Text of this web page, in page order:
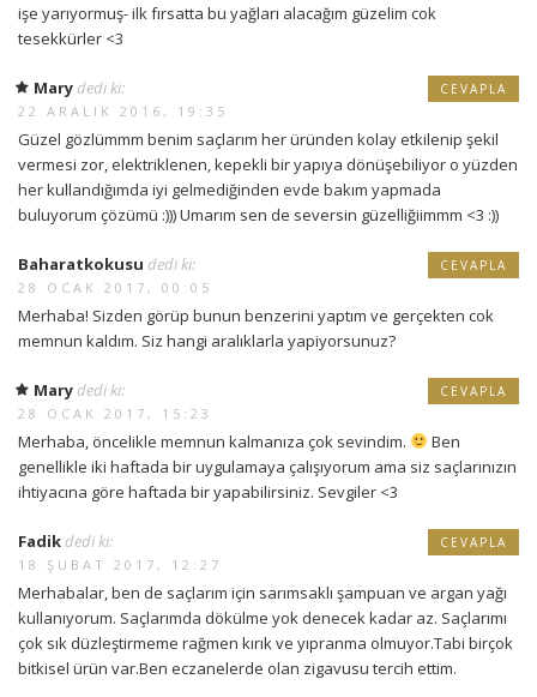
işe yarıyormuş- ilk fırsatta bu yağları alacağım güzelim cok
tesekkürler <3
Mary dedi ki:
22 ARALIK 2016, 19:35
Güzel gözlümmm benim saçlarım her üründen kolay etkilenip şekil
vermesi zor, elektriklenen, kepekli bir yapıya dönüşebiliyor o yüzden
her kullandığımda iyi gelmediğinden evde bakım yapmada
buluyorum çözümü :))) Umarım sen de seversin güzelliğiimmm <3 :))
CEVAPLA
Baharatkokusu dedi ki:
28 OCAK 2017, 00:05
Merhaba! Sizden görüp bunun benzerini yaptım ve gerçekten cok
memnun kaldım. Siz hangi aralıklarla yapiyorsunuz?
CEVAPLA
Mary dedi ki:
28 OCAK 2017, 15:23
Merhaba, öncelikle memnun kalmanıza çok sevindim.
Ben
genellikle iki haftada bir uygulamaya çalışıyorum ama siz saçlarınızın
ihtiyacına göre haftada bir yapabilirsiniz. Sevgiler <3
CEVAPLA
Fadik dedi ki:
18 ŞUBAT 2017, 12:27
Merhabalar, ben de saçlarım için sarımsaklı şampuan ve argan yağı
kullanıyorum. Saçlarımda dökülme yok denecek kadar az. Saçlarımı
çok sık düzleştirmeme rağmen kırık ve yıpranma olmuyor.Tabi birçok
bitkisel ürün var.Ben eczanelerde olan zigavusu tercih ettim.
CEVAPLA